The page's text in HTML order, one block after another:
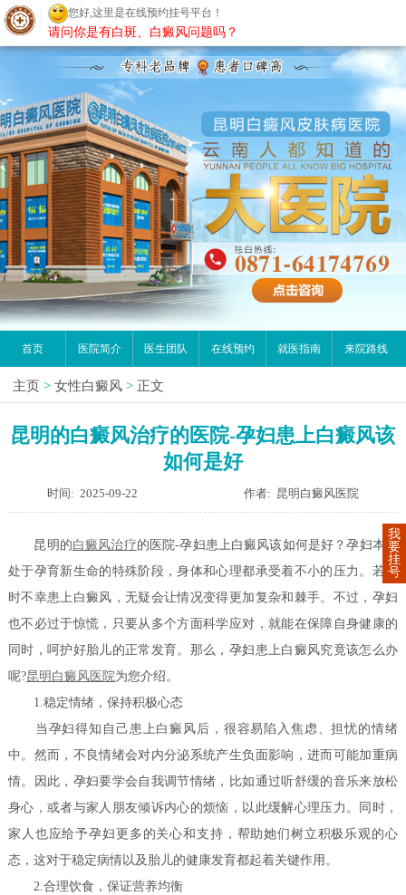
昆明白癜风医院
首页 医院简介 医生团队 在线预约 就医指南 来院路线
主页 > 女性白癜风 > 正文
昆明的白癜风治疗的医院-孕妇患上白癜风该
如何是好
时间: 2025-09-22 作者: 昆明白癜风医院
昆明的白癜风治疗的医院-孕妇患上白癜风该如何是好？孕妇本就
处于孕育新生命的特殊阶段，身体和心理都承受着不小的压力。若此
时不幸患上白癜风，无疑会让情况变得更加复杂和棘手。不过，孕妇
也不必过于惊慌，只要从多个方面科学应对，就能在保障自身健康的
同时，呵护好胎儿的正常发育。那么，孕妇患上白癜风究竟该怎么办
呢?昆明白癜风医院为您介绍。
1.稳定情绪，保持积极心态
当孕妇得知自己患上白癜风后，很容易陷入焦虑、担忧的情绪
中。然而，不良情绪会对内分泌系统产生负面影响，进而可能加重病
情。因此，孕妇要学会自我调节情绪，比如通过听舒缓的音乐来放松
身心，或者与家人朋友倾诉内心的烦恼，以此缓解心理压力。同时，
家人也应给予孕妇更多的关心和支持，帮助她们树立积极乐观的心
态，这对于稳定病情以及胎儿的健康发育都起着关键作用。
2.合理饮食，保证营养均衡
我
要
挂
号
您好,这里是在线预约挂号平台！
请问你是有白斑、白癜风问题吗？